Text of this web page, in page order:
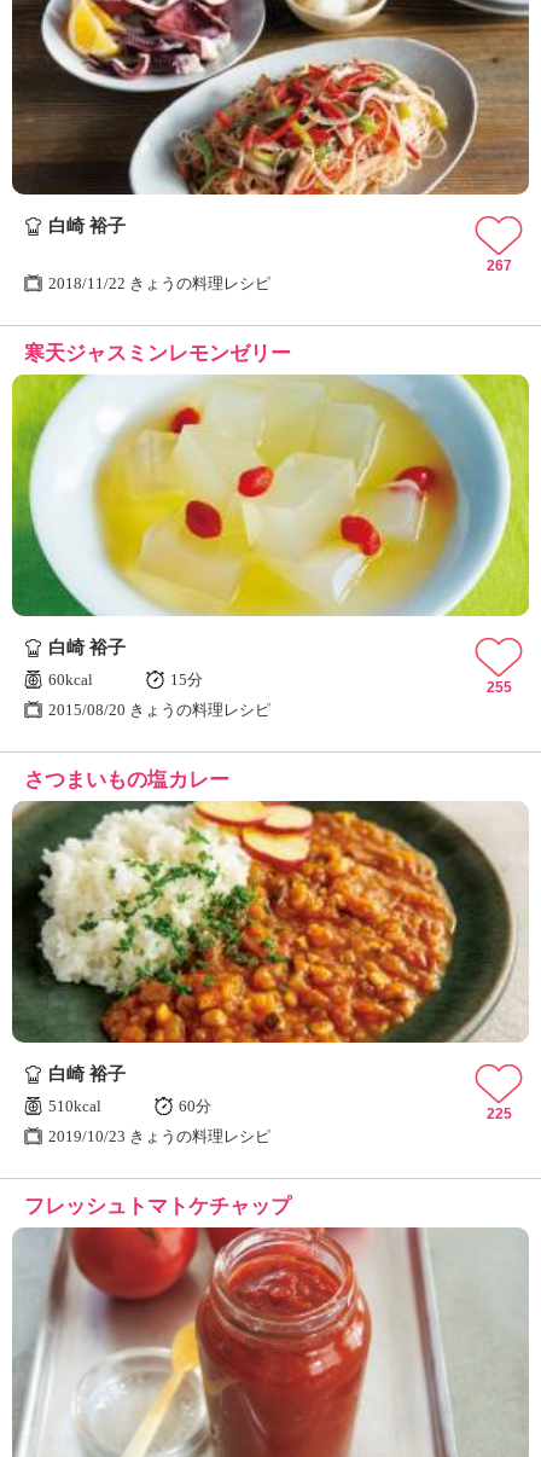
白崎 裕子
2018/11/22 きょうの料理レシピ
267
寒天ジャスミンレモンゼリー
白崎 裕子
60kcal
15分
2015/08/20 きょうの料理レシピ
255
さつまいもの塩カレー
白崎 裕子
510kcal
60分
2019/10/23 きょうの料理レシピ
225
フレッシュトマトケチャップ